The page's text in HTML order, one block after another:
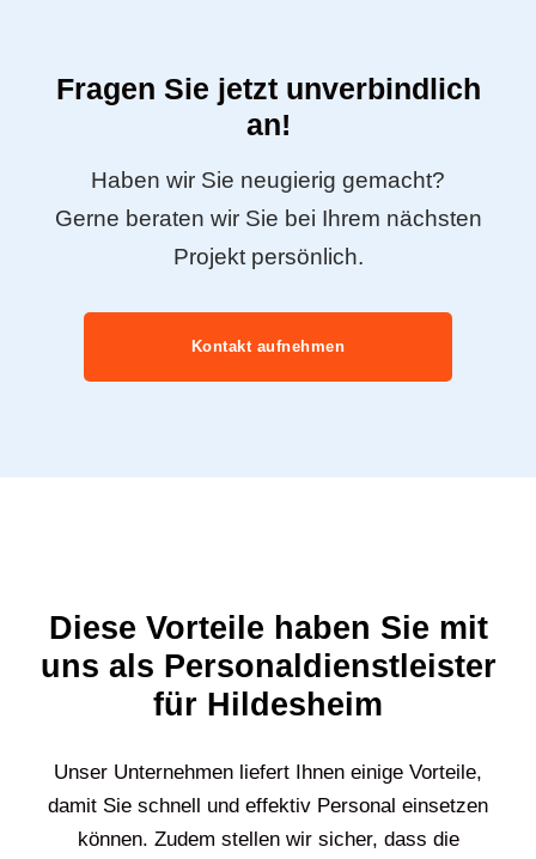
Fragen Sie jetzt unverbindlich
an!
Haben wir Sie neugierig gemacht?
Gerne beraten wir Sie bei Ihrem nächsten
Projekt persönlich.
Kontakt aufnehmen
Diese Vorteile haben Sie mit
uns als Personaldienstleister
für Hildesheim
Unser Unternehmen liefert Ihnen einige Vorteile,
damit Sie schnell und effektiv Personal einsetzen
können. Zudem stellen wir sicher, dass die